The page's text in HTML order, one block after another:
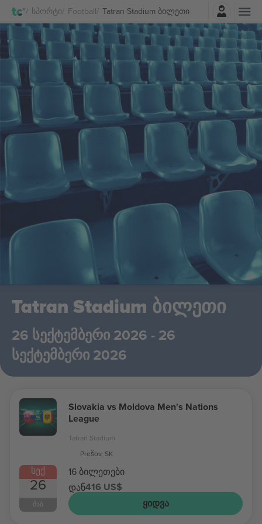
Სპორტი Football Tatran Stadium ბილეთი
შესვლა
Tatran Stadium ბილეთი
26 სექტემბერი 2026 - 26
სექტემბერი 2026
ᲡᲔᲥ
26
ᲨᲐᲑ
Slovakia vs Moldova Men's Nations
League
Tatran Stadium
Prešov, SK
16 ბილეთები
დან416 US$
ᲧᲘᲓᲕᲐ